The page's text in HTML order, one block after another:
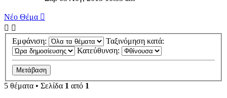
Νέο Θέμα
Εμφάνιση:
Ταξινόμηση κατά:
Κατεύθυνση:
5 θέματα • Σελίδα 1 από 1